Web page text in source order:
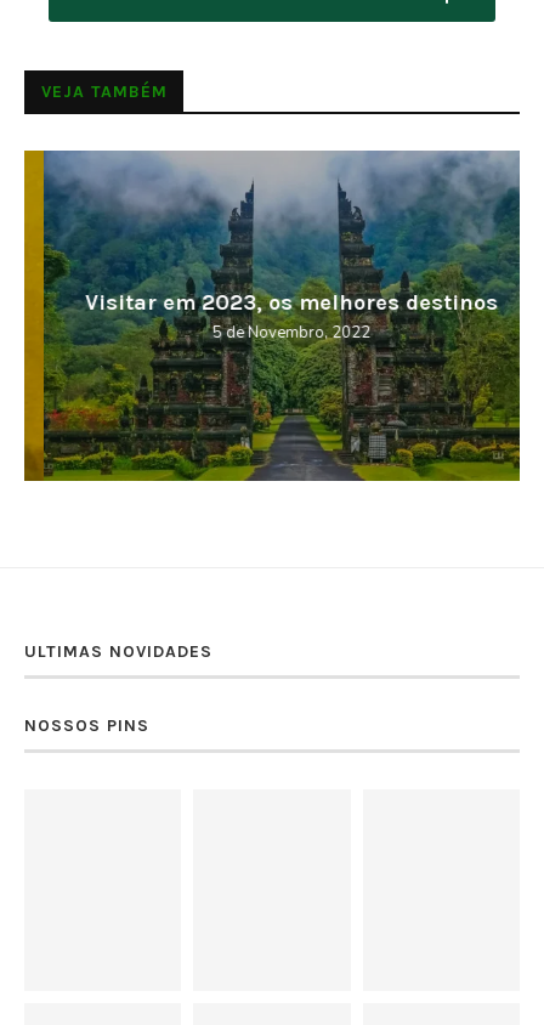
VEJA TAMBÉM
Visitar em 2023, os melhores destinos
5 de Novembro, 2022
ULTIMAS NOVIDADES
NOSSOS PINS